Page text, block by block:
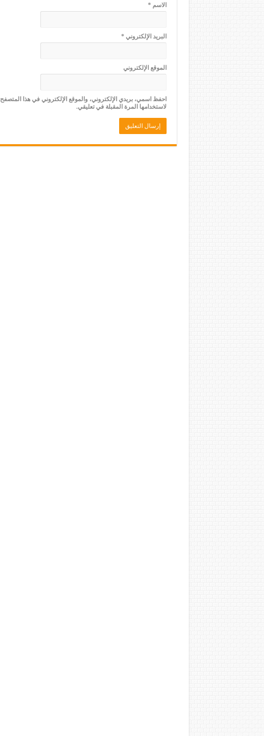
الاسم*
البريد الإلكتروني*
الموقع الإلكتروني
احفظ اسمي، بريدي الإلكتروني، والموقع الإلكتروني في هذا المتصفح
لاستخدامها المرة المقبلة في تعليقي.